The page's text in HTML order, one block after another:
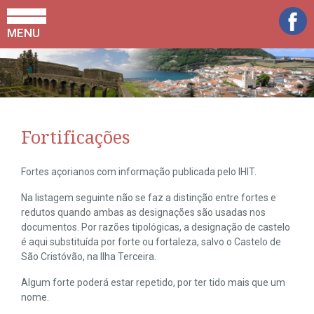
MENU
Fortificações
Fortes açorianos com informação publicada pelo IHIT.
Na listagem seguinte não se faz a distinção entre fortes e
redutos quando ambas as designações são usadas nos
documentos. Por razões tipológicas, a designação de castelo
é aqui substituída por forte ou fortaleza, salvo o Castelo de
São Cristóvão, na Ilha Terceira.
Algum forte poderá estar repetido, por ter tido mais que um
nome.